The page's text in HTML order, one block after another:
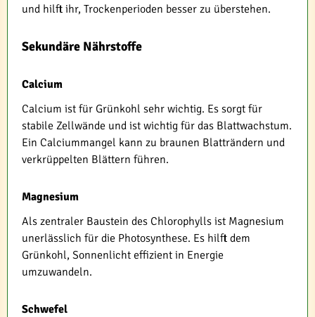
und hilft ihr, Trockenperioden besser zu überstehen.
Sekundäre Nährstoffe
Calcium
Calcium ist für Grünkohl sehr wichtig. Es sorgt für
stabile Zellwände und ist wichtig für das Blattwachstum.
Ein Calciummangel kann zu braunen Blatträndern und
verkrüppelten Blättern führen.
Magnesium
Als zentraler Baustein des Chlorophylls ist Magnesium
unerlässlich für die Photosynthese. Es hilft dem
Grünkohl, Sonnenlicht effizient in Energie
umzuwandeln.
Schwefel